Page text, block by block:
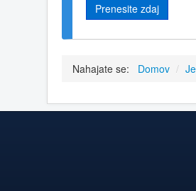
Prenesite zdaj
Nahajate se: Domov /